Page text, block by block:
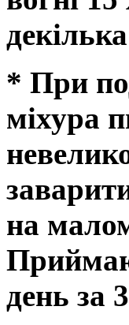
* При
міхура
на
день за